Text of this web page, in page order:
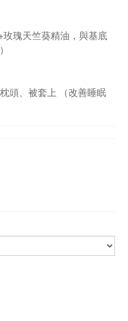
瑰天竺葵精油，與基底
頭、被套上 （改善睡眠